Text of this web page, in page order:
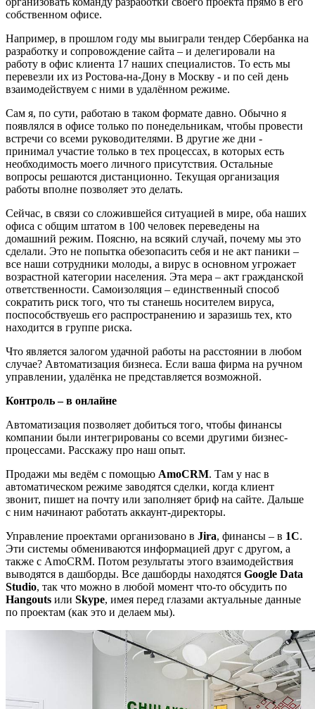
собственном офисе.
Например, в прошлом году мы выиграли тендер Сбербанка на
разработку и сопровождение сайта – и делегировали на
работу в офис клиента 17 наших специалистов. То есть мы
перевезли их из Ростова-на-Дону в Москву - и по сей день
взаимодействуем с ними в удалённом режиме.
Сам я, по сути, работаю в таком формате давно. Обычно я
появлялся в офисе только по понедельникам, чтобы провести
встречи со всеми руководителями. В другие же дни -
принимал участие только в тех процессах, в которых есть
необходимость моего личного присутствия. Остальные
вопросы решаются дистанционно. Текущая организация
работы вполне позволяет это делать.
Сейчас, в связи со сложившейся ситуацией в мире, оба наших
офиса с общим штатом в 100 человек переведены на
домашний режим. Поясню, на всякий случай, почему мы это
сделали. Это не попытка обезопасить себя и не акт паники –
все наши сотрудники молоды, а вирус в основном угрожает
возрастной категории населения. Эта мера – акт гражданской
ответственности. Самоизоляция – единственный способ
сократить риск того, что ты станешь носителем вируса,
поспособствуешь его распространению и заразишь тех, кто
находится в группе риска.
Что является залогом удачной работы на расстоянии в любом
случае? Автоматизация бизнеса. Если ваша фирма на ручном
управлении, удалёнка не представляется возможной.
Контроль – в онлайне
Автоматизация позволяет добиться того, чтобы финансы
компании были интегрированы со всеми другими бизнес-
процессами. Расскажу про наш опыт.
Продажи мы ведём с помощью AmoCRM. Там у нас в
автоматическом режиме заводятся сделки, когда клиент
звонит, пишет на почту или заполняет бриф на сайте. Дальше
с ним начинают работать аккаунт-директоры.
Управление проектами организовано в Jira, финансы – в 1С.
Эти системы обмениваются информацией друг с другом, а
также с AmoCRM. Потом результаты этого взаимодействия
выводятся в дашборды. Все дашборды находятся Google Data
Studio, так что можно в любой момент что-то обсудить по
Hangouts или Skype, имея перед глазами актуальные данные
по проектам (как это и делаем мы).